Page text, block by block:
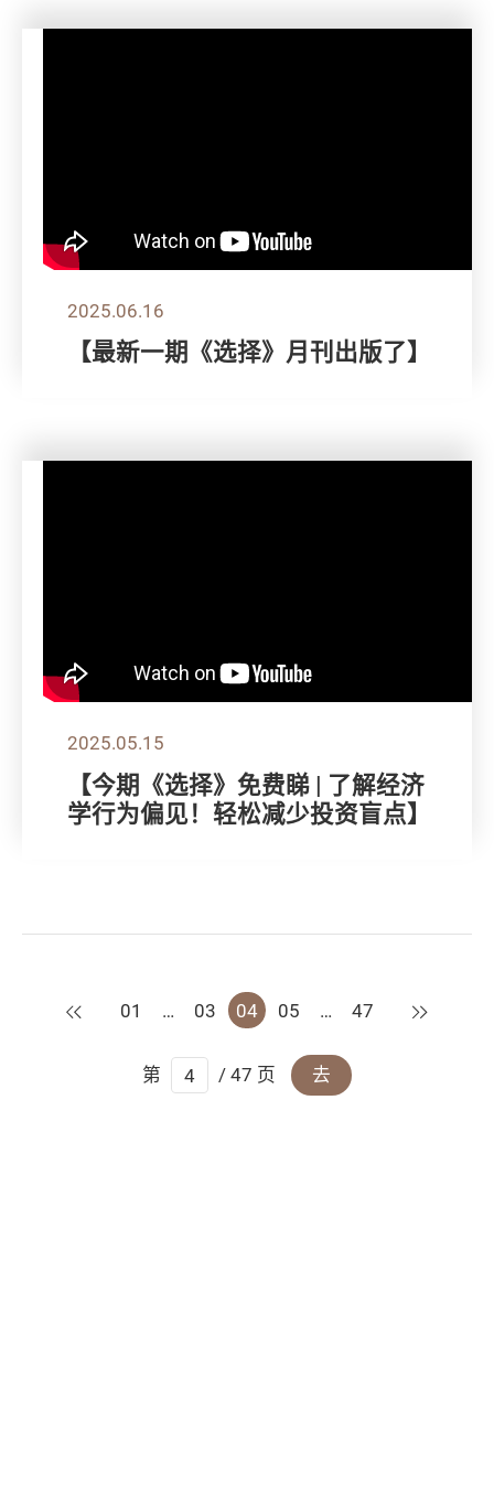
2025.06.16
【最新一期《选择》月刊出版了】
2025.05.15
【今期《选择》免费睇 | 了解经济
学行为偏见！轻松减少投资盲点】
上一页
01 … 03 04 05 … 47 下一页
第 / 47 页 去